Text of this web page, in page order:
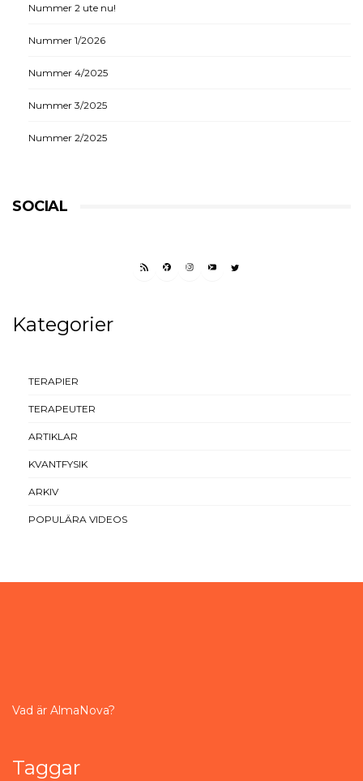
Nummer 2 ute nu!
Nummer 1/2026
Nummer 4/2025
Nummer 3/2025
Nummer 2/2025
SOCIAL
RSS FEEDFACEBOOK
INSTAGRAM
YOUTUBETWITTER
Kategorier
TERAPIER
TERAPEUTER
ARTIKLAR
KVANTFYSIK
ARKIV
POPULÄRA VIDEOS
Vad är AlmaNova?
Taggar